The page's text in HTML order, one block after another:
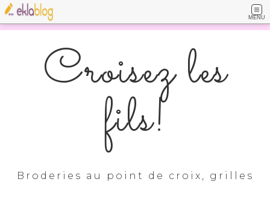
MENU
Croisez les
fils!
Broderies au point de croix, grilles